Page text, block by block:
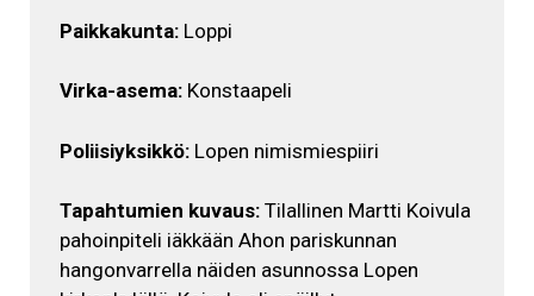
Paikkakunta: Loppi
Virka-asema: Konstaapeli
Poliisiyksikkö: Lopen nimismiespiiri
Tapahtumien kuvaus: Tilallinen Martti Koivula
pahoinpiteli iäkkään Ahon pariskunnan
hangonvarrella näiden asunnossa Lopen